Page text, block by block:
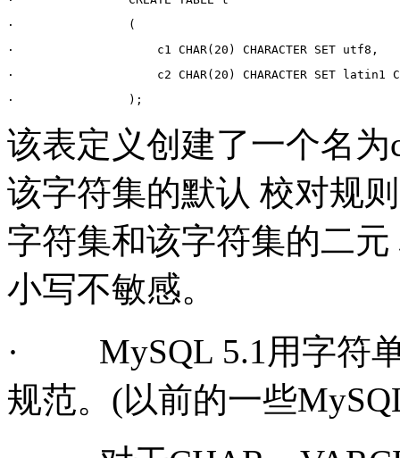
·
(
·
c1 CHAR(20) CHARACTER SET utf8,
·
c2 CHAR(20) CHARACTER SET latin1
·
);
该表定义创建了一个名为
该字符集的默认 校对规
字符集和该字符集的二
小写不敏感。
·
MySQL 5.1用字符
规范。 (以前的一些